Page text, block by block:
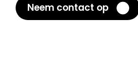
Neem contact op